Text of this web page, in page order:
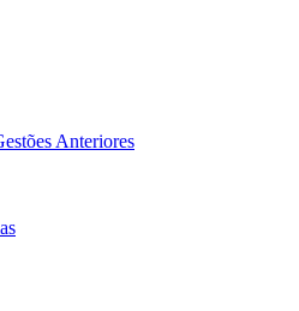
Anteriores